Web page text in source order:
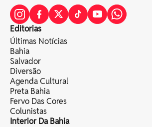
Editorias
Últimas Notícias
Bahia
Salvador
Diversão
Agenda Cultural
Preta Bahia
Fervo Das Cores
Colunistas
Interior Da Bahia